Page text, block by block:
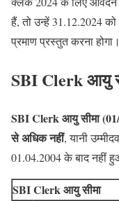
हैं, तो उन्हें 31.12.2024
प्रमाण प्रस्तुत करना होगा।
SBI Clerk आयु
SBI Clerk आयु सीमा
से अधिक नहीं, यानी
01.04.2004 के बाद नहीं
SBI Clerkआयु सीमा